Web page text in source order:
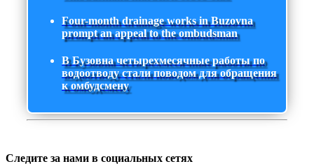
Four-month drainage works in Buzovna
prompt an appeal to the ombudsman
В Бузовна четырехмесячные работы по
водоотводу стали поводом для обращения
к омбудсмену
Следите за нами в социальных сетях